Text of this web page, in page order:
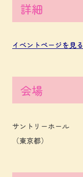
詳細
イベントページを見る
会場
サントリーホール
（東京都）